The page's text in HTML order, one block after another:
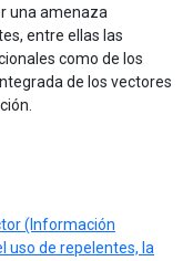
una amenaza
entre ellas las
como de los
de los vectores
(Información
uso de repelentes, la